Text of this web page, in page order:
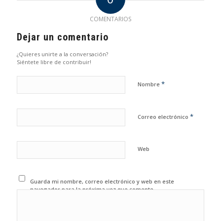
COMENTARIOS
Dejar un comentario
¿Quieres unirte a la conversación?
Siéntete libre de contribuir!
Nombre *
Correo electrónico *
Web
Guarda mi nombre, correo electrónico y web en este
navegador para la próxima vez que comente.